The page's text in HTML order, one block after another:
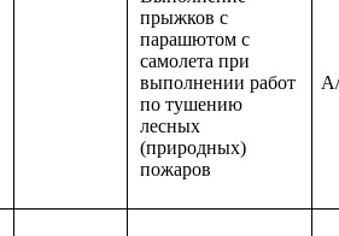
прыжков с
парашютом с
самолета при
выполнении работ
по тушению
лесных
(природных)
пожаров